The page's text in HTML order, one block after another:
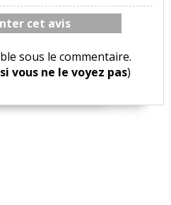
cet avis
sous le commentaire.
vous ne le voyez pas)